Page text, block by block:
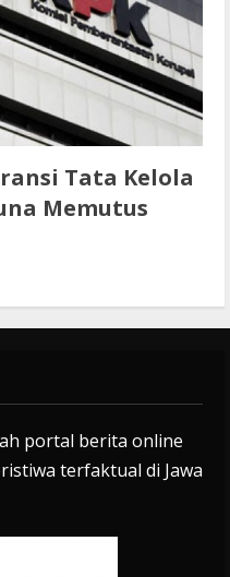
Tata Kelola
Memutus
portal berita online
terfaktual di Jawa